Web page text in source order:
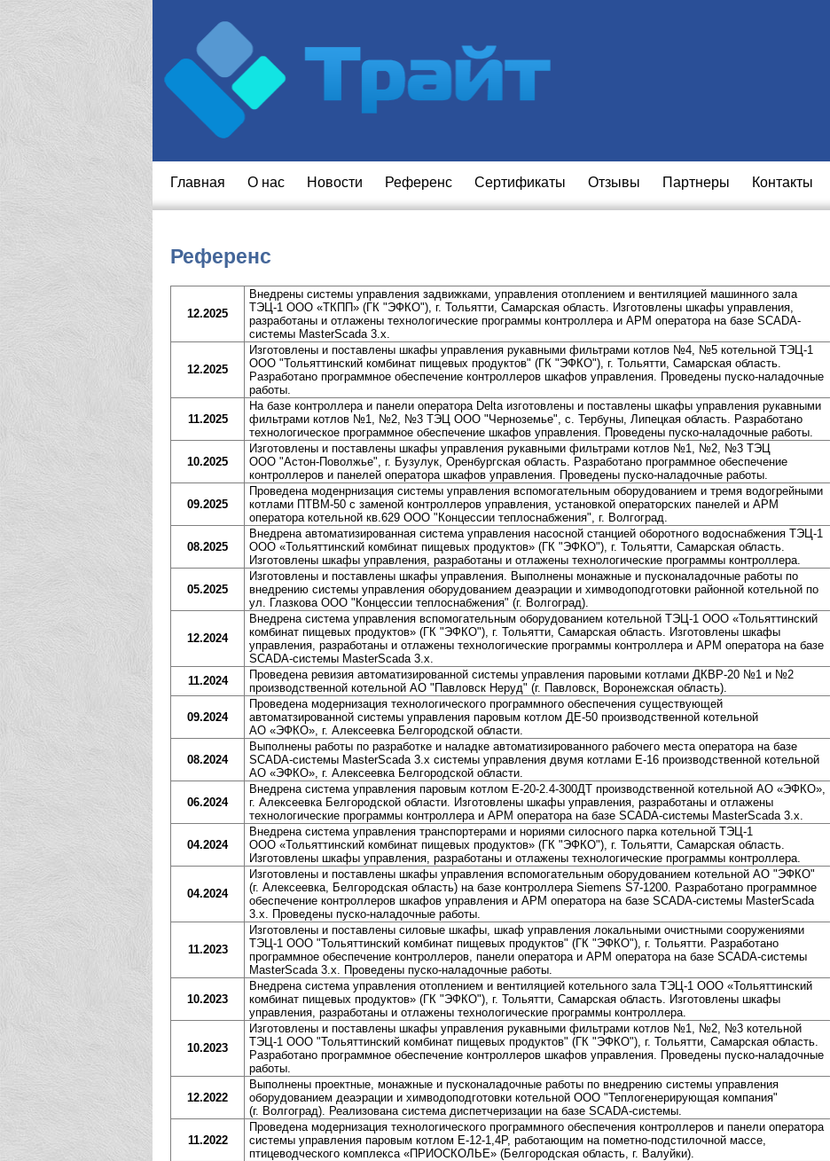
Главная O нас Новости Референс Сертификаты Отзывы Партнеры Контакты
Референс
12.2025
Внедрены системы управления задвижками, управления отоплением и вентиляцией машинного зала
ТЭЦ-1 ООО «ТКПП» (ГК "ЭФКО"), г. Тольятти, Самарская область. Изготовлены шкафы управления,
разработаны и отлажены технологические программы контроллера и АРМ оператора на базе SCADA-
системы MasterScada 3.x.
12.2025
Изготовлены и поставлены шкафы управления рукавными фильтрами котлов №4, №5 котельной ТЭЦ-1
ООО "Тольяттинский комбинат пищевых продуктов" (ГК "ЭФКО"), г. Тольятти, Самарская область.
Разработано программное обеспечение контроллеров шкафов управления. Проведены пуско-наладочные
работы.
11.2025
На базе контроллера и панели оператора Delta изготовлены и поставлены шкафы управления рукавными
фильтрами котлов №1, №2, №3 ТЭЦ ООО "Черноземье", с. Тербуны, Липецкая область. Разработано
технологическое программное обеспечение шкафов управления. Проведены пуско-наладочные работы.
10.2025
Изготовлены и поставлены шкафы управления рукавными фильтрами котлов №1, №2, №3 ТЭЦ
ООО "Астон-Поволжье", г. Бузулук, Оренбургская область. Разработано программное обеспечение
контроллеров и панелей оператора шкафов управления. Проведены пуско-наладочные работы.
09.2025
Проведена моденрнизация системы управления вспомогательным оборудованием и тремя водогрейными
котлами ПТВМ-50 с заменой контроллеров управления, установкой операторских панелей и АРМ
оператора котельной кв.629 ООО "Концессии теплоснабжения", г. Волгоград.
08.2025
Внедрена автоматизированная система управления насосной станцией оборотного водоснабжения ТЭЦ-1
ООО «Тольяттинский комбинат пищевых продуктов» (ГК "ЭФКО"), г. Тольятти, Самарская область.
Изготовлены шкафы управления, разработаны и отлажены технологические программы контроллера.
05.2025
Изготовлены и поставлены шкафы управления. Выполнены монажные и пусконаладочные работы по
внедрению системы управления оборудованием деаэрации и химводоподготовки районной котельной по
ул. Глазкова ООО "Концессии теплоснабжения" (г. Волгоград).
12.2024
Внедрена система управления вспомогательным оборудованием котельной ТЭЦ-1 ООО «Тольяттинский
комбинат пищевых продуктов» (ГК "ЭФКО"), г. Тольятти, Самарская область. Изготовлены шкафы
управления, разработаны и отлажены технологические программы контроллера и АРМ оператора на базе
SCADA-системы MasterScada 3.x.
11.2024
Проведена ревизия автоматизированной системы управления паровыми котлами ДКВР-20 №1 и №2
производственной котельной АО "Павловск Неруд" (г. Павловск, Воронежская область).
09.2024
Проведена модернизация технологического программного обеспечения существующей
автоматзированной системы управления паровым котлом ДЕ-50 производственной котельной
АО «ЭФКО», г. Алексеевка Белгородской области.
08.2024
Выполнены работы по разработке и наладке автоматизированного рабочего места оператора на базе
SCADA-системы MasterScada 3.x системы управления двумя котлами E-16 производственной котельной
АО «ЭФКО», г. Алексеевка Белгородской области.
06.2024
Внедрена система управления паровым котлом E-20-2.4-300ДТ производственной котельной АО «ЭФКО»,
г. Алексеевка Белгородской области. Изготовлены шкафы управления, разработаны и отлажены
технологические программы контроллера и АРМ оператора на базе SCADA-системы MasterScada 3.x.
04.2024
Внедрена система управления транспортерами и нориями силосного парка котельной ТЭЦ-1
ООО «Тольяттинский комбинат пищевых продуктов» (ГК "ЭФКО"), г. Тольятти, Самарская область.
Изготовлены шкафы управления, разработаны и отлажены технологические программы контроллера.
04.2024
Изготовлены и поставлены шкафы управления вспомогательным оборудованием котельной АО "ЭФКО"
(г. Алексеевка, Белгородская область) на базе контроллера Siemens S7-1200. Разработано программное
обеспечение контроллеров шкафов управления и АРМ оператора на базе SCADA-системы MasterScada
3.x. Проведены пуско-наладочные работы.
11.2023
Изготовлены и поставлены силовые шкафы, шкаф управления локальными очистными сооружениями
ТЭЦ-1 ООО "Тольяттинский комбинат пищевых продуктов" (ГК "ЭФКО"), г. Тольятти. Разработано
программное обеспечение контроллеров, панели оператора и АРМ оператора на базе SCADA-системы
MasterScada 3.x. Проведены пуско-наладочные работы.
10.2023
Внедрена система управления отоплением и вентиляцией котельного зала ТЭЦ-1 ООО «Тольяттинский
комбинат пищевых продуктов» (ГК "ЭФКО"), г. Тольятти, Самарская область. Изготовлены шкафы
управления, разработаны и отлажены технологические программы контроллера.
10.2023
Изготовлены и поставлены шкафы управления рукавными фильтрами котлов №1, №2, №3 котельной
ТЭЦ-1 ООО "Тольяттинский комбинат пищевых продуктов" (ГК "ЭФКО"), г. Тольятти, Самарская область.
Разработано программное обеспечение контроллеров шкафов управления. Проведены пуско-наладочные
работы.
12.2022
Выполнены проектные, монажные и пусконаладочные работы по внедрению системы управления
оборудованием деаэрации и химводоподготовки котельной ООО "Теплогенерирующая компания"
(г. Волгоград). Реализована система диспетчеризации на базе SCADA-системы.
11.2022
Проведена модернизация технологического программного обеспечения контроллеров и панели оператора
системы управления паровым котлом Е-12-1,4Р, работающим на пометно-подстилочной массе,
птицеводческого комплекса «ПРИОСКОЛЬЕ» (Белгородская область, г. Валуйки).